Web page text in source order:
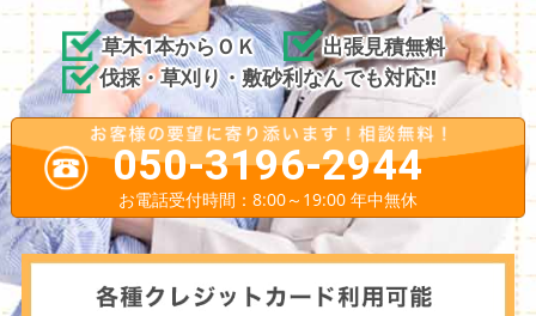
草木1本からＯＫ
出張見積無料
伐採・草刈り・敷砂利なんでも対応!!
050-3196-2944
お電話受付時間：8:00～19:00 年中無休